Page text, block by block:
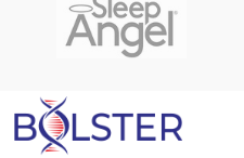
meka memorijska pjena, Srednji
dio: meka poliuretanska pjena
stijenke i baza: tvrda
poliuretanska pjena visoke
elastičnosti.